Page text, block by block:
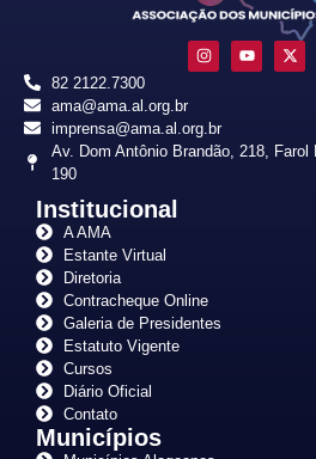
82 2122.7300
ama@ama.al.org.br
imprensa@ama.al.org.br
Av. Dom Antônio Brandão, 218, Farol
190
Institucional
A AMA
Estante Virtual
Diretoria
Contracheque Online
Galeria de Presidentes
Estatuto Vigente
Cursos
Diário Oficial
Contato
Municípios